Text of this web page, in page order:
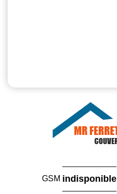
GSM indisponible